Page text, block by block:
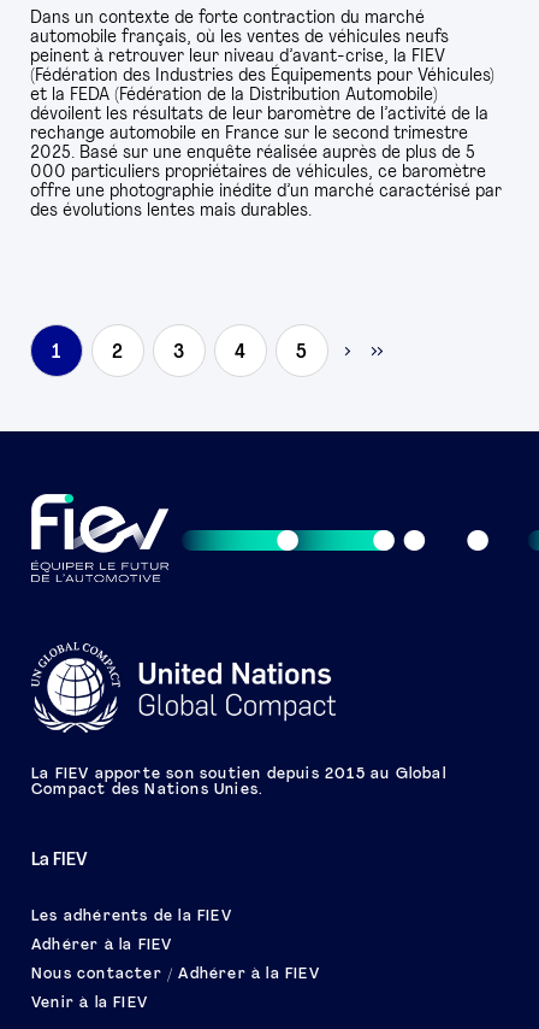
Dans un contexte de forte contraction du marché
automobile français, où les ventes de véhicules neufs
peinent à retrouver leur niveau d’avant-crise, la FIEV
(Fédération des Industries des Équipements pour Véhicules)
et la FEDA (Fédération de la Distribution Automobile)
dévoilent les résultats de leur baromètre de l’activité de la
rechange automobile en France sur le second trimestre
2025. Basé sur une enquête réalisée auprès de plus de 5
000 particuliers propriétaires de véhicules, ce baromètre
offre une photographie inédite d’un marché caractérisé par
des évolutions lentes mais durables.
1 2 3 4 5
La FIEV
Les adhérents de la FIEV
Adhérer à la FIEV
Nous contacter / Adhérer à la FIEV
Venir à la FIEV
La FIEV apporte son soutien depuis 2015 au Global
Compact des Nations Unies.